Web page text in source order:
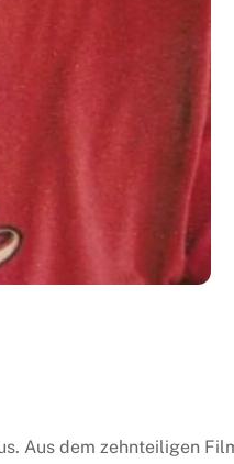
Aus dem zehnteiligen